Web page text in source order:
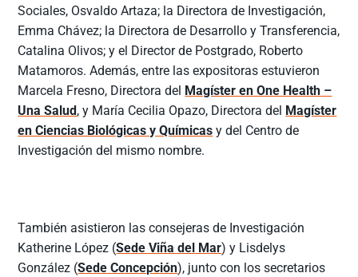
Sociales, Osvaldo Artaza; la Directora de Investigación,
Emma Chávez; la Directora de Desarrollo y Transferencia,
Catalina Olivos; y el Director de Postgrado, Roberto
Matamoros. Además, entre las expositoras estuvieron
Marcela Fresno, Directora del Magíster en One Health –
Una Salud, y María Cecilia Opazo, Directora del Magíster
en Ciencias Biológicas y Químicas y del Centro de
Investigación del mismo nombre.
También asistieron las consejeras de Investigación
Katherine López (Sede Viña del Mar) y Lisdelys
González (Sede Concepción), junto con los secretarios